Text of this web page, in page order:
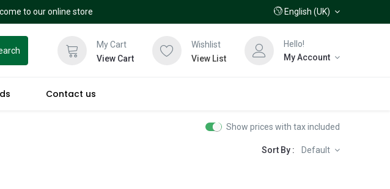
to our online store English (UK)
My Cart
View Cart
Wishlist
View List
Hello!
My Account
Contact us
Show prices with tax included
Sort By : Default